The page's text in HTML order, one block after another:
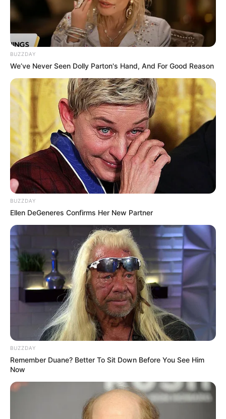
BUZZDAY
We’ve Never Seen Dolly Parton's Hand, And For Good Reason
BUZZDAY
Ellen DeGeneres Confirms Her New Partner
BUZZDAY
Remember Duane? Better To Sit Down Before You See Him
Now